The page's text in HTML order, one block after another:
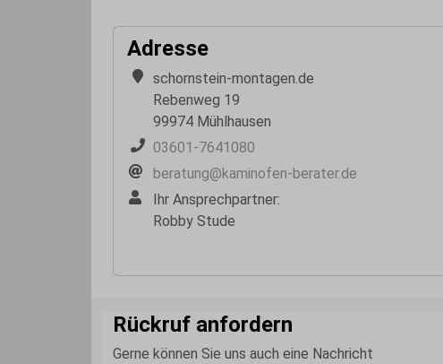
Adresse
schornstein-montagen.de
Rebenweg 19
99974 Mühlhausen
03601-7641080
beratung@kaminofen-berater.de
Ihr Ansprechpartner:
Robby Stude
Rückruf anfordern
Gerne können Sie uns auch eine Nachricht